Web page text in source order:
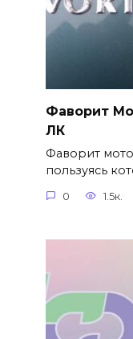
Фаворит
ЛК
Фаворит
пользуясь
0 1.5к.